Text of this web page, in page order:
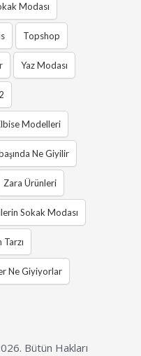
Modası
Topshop
Yaz Modası
Modelleri
Ne Giyilir
Zara Ürünleri
Sokak Modası
Ne Giyiyorlar
Bütün Hakları